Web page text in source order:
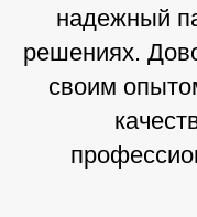
надежный
решениях.
своим